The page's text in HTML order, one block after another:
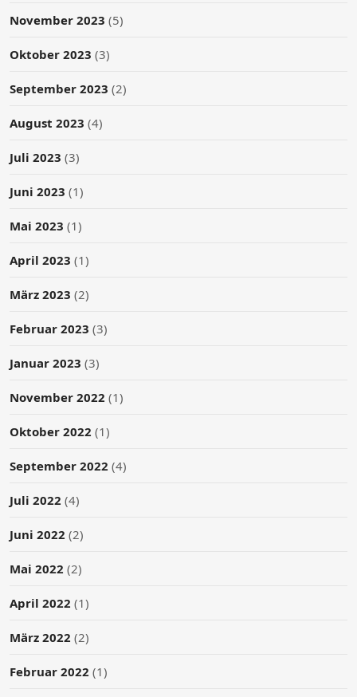
November 2023 (5)
Oktober 2023 (3)
September 2023 (2)
August 2023 (4)
Juli 2023 (3)
Juni 2023 (1)
Mai 2023 (1)
April 2023 (1)
März 2023 (2)
Februar 2023 (3)
Januar 2023 (3)
November 2022 (1)
Oktober 2022 (1)
September 2022 (4)
Juli 2022 (4)
Juni 2022 (2)
Mai 2022 (2)
April 2022 (1)
März 2022 (2)
Februar 2022 (1)